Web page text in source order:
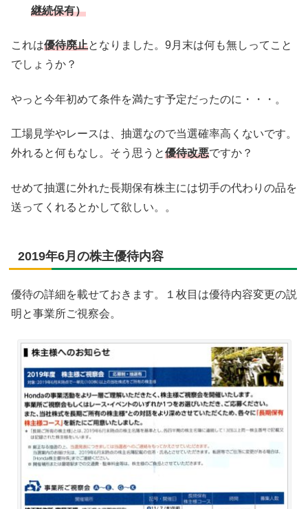
継続保有）
これは優待廃止となりました。9月末は何も無しってこと
でしょうか？
やっと今年初めて条件を満たす予定だったのに・・・。
工場見学やレースは、抽選なので当選確率高くないです。
外れると何もなし。そう思うと優待改悪ですか？
せめて抽選に外れた長期保有株主には切手の代わりの品を
送ってくれるとかして欲しい。。
2019年6月の株主優待内容
優待の詳細を載せておきます。１枚目は優待内容変更の説
明と事業所ご視察会。